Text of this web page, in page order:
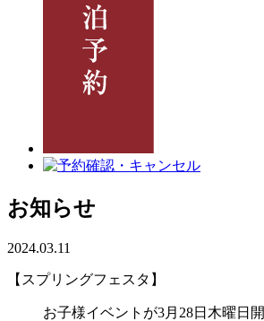
お知らせ
2024.03.11
【スプリングフェスタ】
お子様イベントが3月28日木曜日